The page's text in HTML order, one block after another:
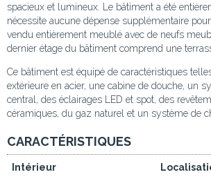
spacieux et lumineux. Le bâtiment a été
nécessite aucune dépense supplémentaire
vendu entièrement meublé avec de neufs
dernier étage du bâtiment comprend une
Ce bâtiment est équipé de caractéristiques
extérieure en acier, une cabine de douche, un
central, des éclairages LED et spot, des
céramiques, du gaz naturel et un système de
CARACTÉRISTIQUES
Intérieur